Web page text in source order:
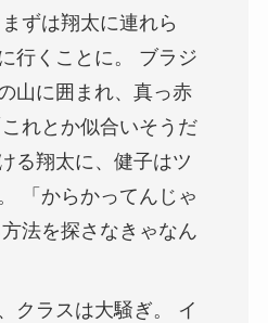
ずは翔太に連れら
行くことに。 ブラジ
山に囲まれ、真っ赤
れとか似合いそうだ
る翔太に、健子はツ
「からかってんじゃ
法を探さなきゃなん
クラスは大騒ぎ。 イ